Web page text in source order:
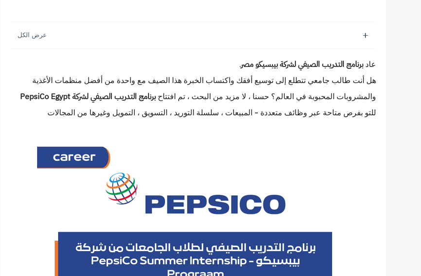
عاد برنامج التدريب الصيفي لشركة بيبسيكو مصر.
هل أنت طالب جامعي تتطلع إلى توسيع أفقك واكتساب الخبرة هذا الصيف مع واحدة من أفضل منظمات الأغذية
والمشروبات المحبوبة في العالم؟ حسنا ، لا مزيد من البحث ، تم افتتاح برنامج التدريب الصيفي لشركة PepsiCo Egypt
للتو بفرص متاحة عبر وظائف متعددة - المبيعات ، سلسلة التوريد ، التسويق ، التمويل وغيرها من المجالات